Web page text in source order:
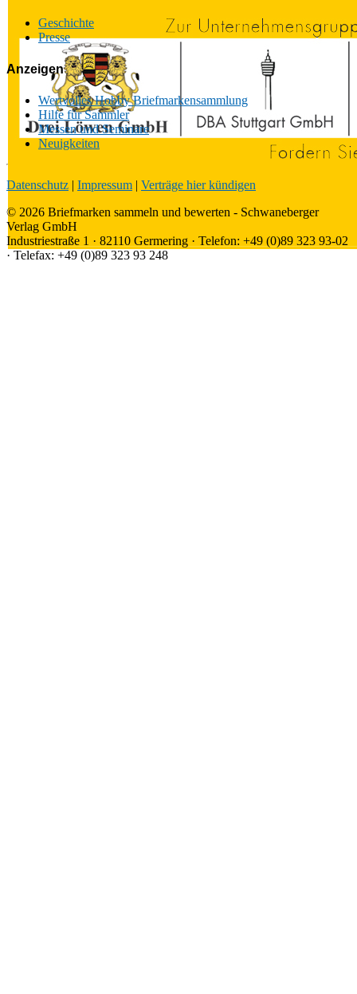
Geschichte
Presse
Anzeigen
Wertvolles Hobby Briefmarkensammlung
Hilfe für Sammler
Messen und Seminare
Neuigkeiten
Datenschutz | Impressum | Verträge hier kündigen
© 2026 Briefmarken sammeln und bewerten - Schwaneberger
Verlag GmbH
Industriestraße 1 · 82110 Germering · Telefon: +49 (0)89 323 93-02
· Telefax: +49 (0)89 323 93 248